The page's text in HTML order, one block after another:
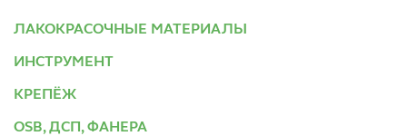
ЛАКОКРАСОЧНЫЕ МАТЕРИАЛЫ
ИНСТРУМЕНТ
КРЕПЁЖ
OSB, ДСП, ФАНЕРА